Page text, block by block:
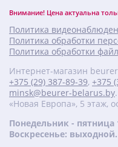
Внимание! Цена актуальна
Политика
Политика обработки
Политика обработки
Интернет-магазин
+375 (29) 387-89-39, +375
minsk@beurer-belarus.by
«Новая Европа», 5 этаж,
Понедельник - пятница
Воскресенье: выходной.